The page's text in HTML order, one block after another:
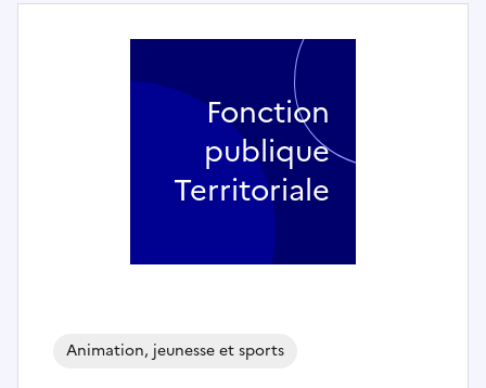
Animation, jeunesse et sports
Fonction
publique
Territoriale